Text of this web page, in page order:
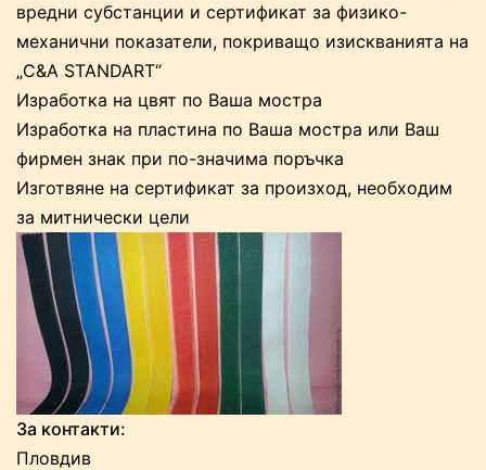
вредни субстанции и сертификат за физико-
механични показатели, покриващо изискванията на
„C&A STANDART“
Изработка на цвят по Ваша мостра
Изработка на пластина по Ваша мостра или Ваш
фирмен знак при по-значима поръчка
Изготвяне на сертификат за произход, необходим
за митнически цели
За контакти:
Пловдив